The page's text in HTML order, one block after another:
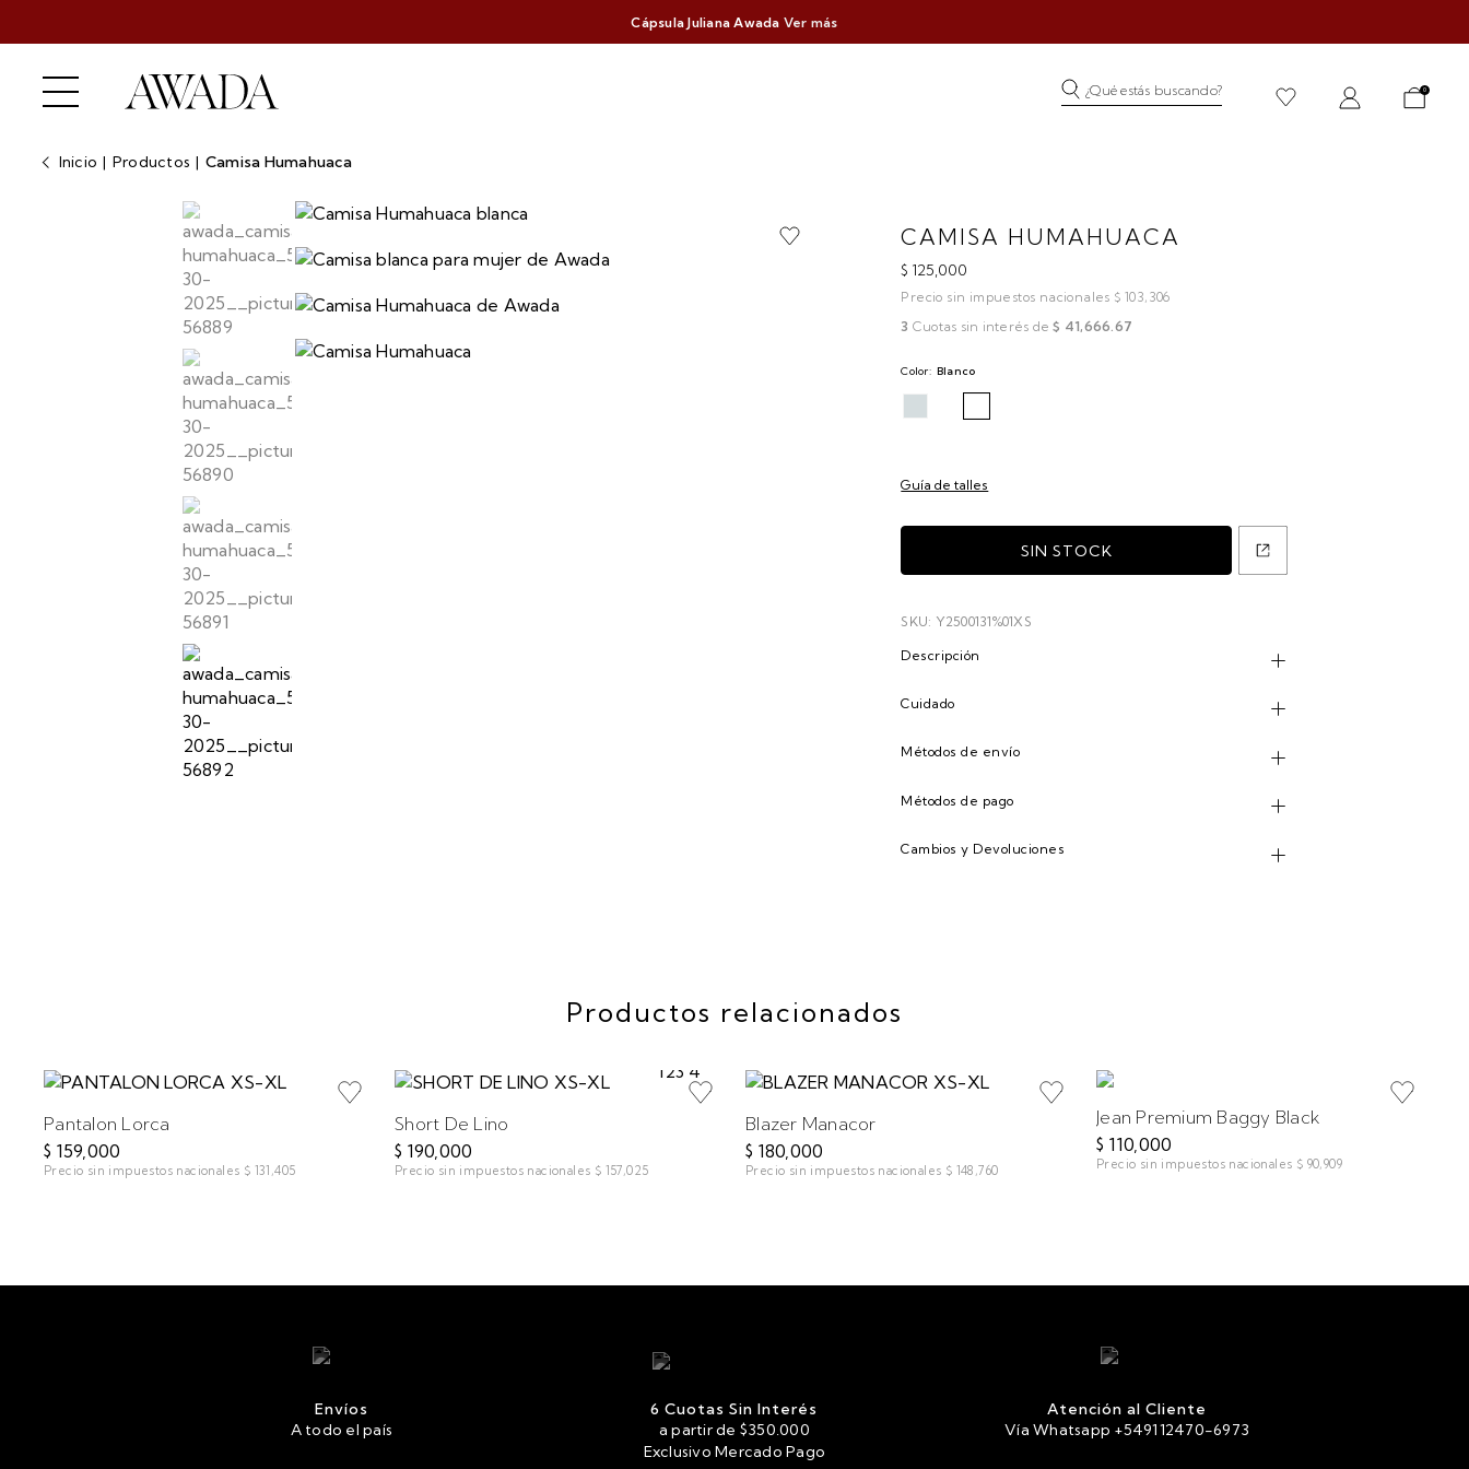
Cápsula Juliana Awada Ver más
¿Qué estás buscando? 0
Inicio | Productos | Camisa Humahuaca
CAMISA HUMAHUACA
$ 125,000
Precio sin impuestos nacionales $ 103,306
3 Cuotas sin interés de$ 41,666.67
Color: Blanco
Guía de talles
SKU: Y2500131%01XS
Descripción
Cuidado
Métodos de envío
Métodos de pago
Cambios y Devoluciones
Productos relacionados
Pantalon Lorca
$ 159,000
Precio sin impuestos nacionales $ 131,405
Short De Lino
$ 190,000
Precio sin impuestos nacionales $ 157,025
Blazer Manacor
$ 180,000
Precio sin impuestos nacionales $ 148,760
Jean Premium Baggy Black
$ 110,000
Precio sin impuestos nacionales $ 90,909
Envíos
A todo el país
6 Cuotas Sin Interés
a partir de $350.000
Exclusivo Mercado Pago
Atención al Cliente
Vía Whatsapp +549112470-6973